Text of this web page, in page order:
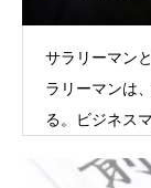
サラリーマン
ラリーマンは
る。ビジネス